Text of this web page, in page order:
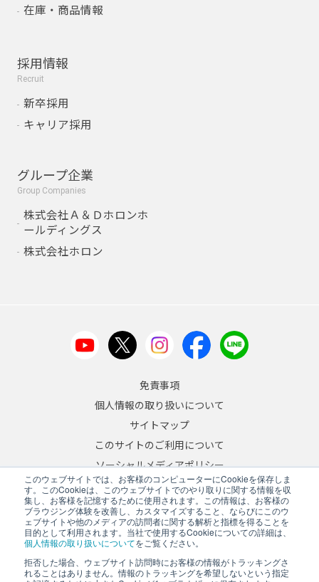
このウェブサイトでは、お客様のコンピューターにCookieを保存しま
す。このCookieは、このウェブサイトでのやり取りに関する情報を収
集し、お客様を記憶するために使用されます。この情報は、お客様の
ブラウジング体験を改善し、カスタマイズすること、ならびにこのウ
ェブサイトや他のメディアの訪問者に関する解析と指標を得ることを
目的として利用されます。当社で使用するCookieについての詳細は、
個人情報の取り扱いについてをご覧ください。
拒否した場合、ウェブサイト訪問時にお客様の情報がトラッキングさ
れることはありません。情報のトラッキングを希望しないという指定
在庫・商品情報
採用情報
Recruit
新卒採用
キャリア採用
グループ企業
Group Companies
株式会社Ａ＆Ｄホロンホ
ールディングス
株式会社ホロン
免責事項
個人情報の取り扱いについて
サイトマップ
このサイトのご利用について
ソーシャルメディアポリシー
反社会的勢力への対応について
JA/EN
Copyright © 2026 A&D Company, Limited